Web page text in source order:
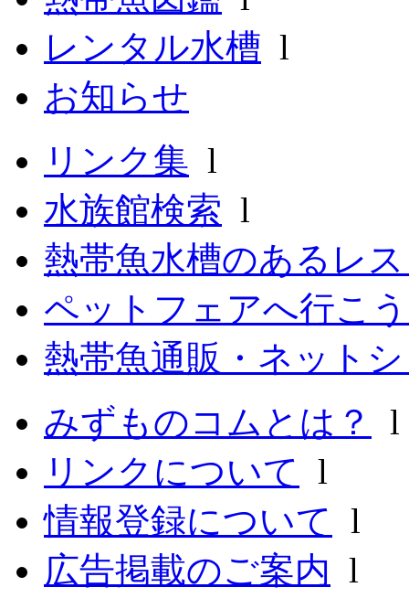
レンタル水槽 l
お知らせ
リンク集 l
水族館検索 l
熱帯魚水槽のあるレ
ペットフェアへ行こ
熱帯魚通販・ネット
みずものコムとは？
リンクについて l
情報登録について l
広告掲載のご案内 l